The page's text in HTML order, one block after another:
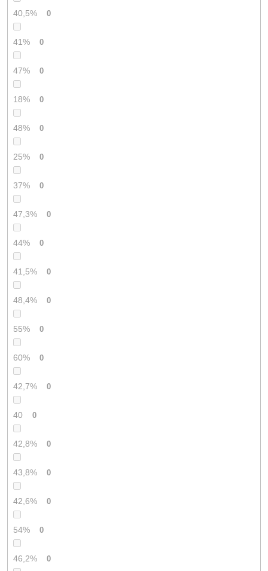
40,5% 0
41% 0
47% 0
18% 0
48% 0
25% 0
37% 0
47,3% 0
44% 0
41,5% 0
48,4% 0
55% 0
60% 0
42,7% 0
40 0
42,8% 0
43,8% 0
42,6% 0
54% 0
46,2% 0